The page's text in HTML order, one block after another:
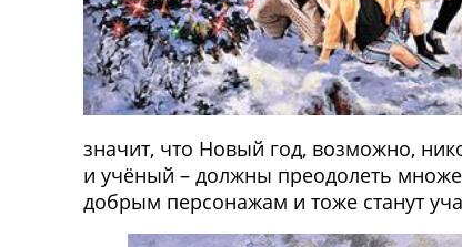
значит, что Новый год, возможно,
и учёный – должны преодолеть
добрым персонажам и тоже станут